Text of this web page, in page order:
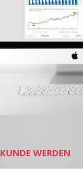
KUNDE WERDEN